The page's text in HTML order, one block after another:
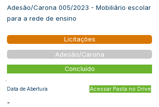
Adesão/Carona 005/2023 - Mobiliário escolar
para a rede de ensino
Licitações
Adesão/Carona
Concluído
Data de Abertura
-
Acessar Pasta no Drive